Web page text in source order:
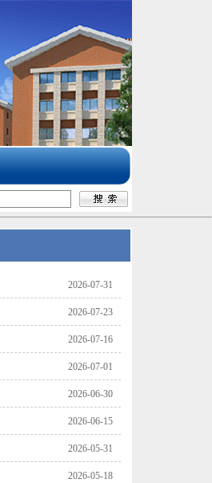
2026-07-31
2026-07-23
2026-07-16
2026-07-01
2026-06-30
2026-06-15
2026-05-31
2026-05-18